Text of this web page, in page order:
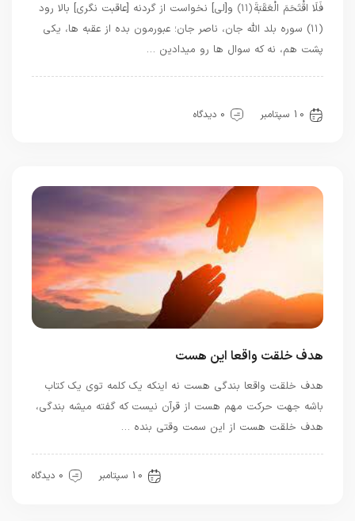
فَلَا اقْتَحَمَ الْعَقَبَةَ ﴿۱۱﴾ و[لى] نخواست از گردنه [عاقبت‏ نگرى] بالا رود
(۱۱) سوره بلد الله جان، ناصر جان؛ عبورمون بده از عقبه ها، یکی
پشت هم، نه که سوال ها رو میدادین …
10 سپتامبر
0 دیدگاه
هدف خلقت واقعا این هست
هدف خلقت واقعا بندگی هست نه اینکه یک کلمه توی یک کتاب
باشه جهت حرکت مهم هست از قرآن نیست که گفته میشه بندگی،
هدف خلقت هست از این سمت وقتی بنده …
10 سپتامبر 0 دیدگاه